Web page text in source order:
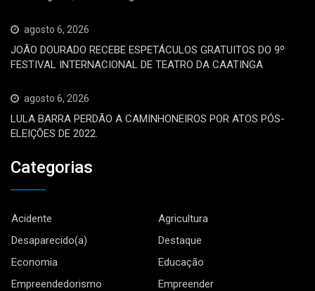
agosto 6, 2026
JOÃO DOURADO RECEBE ESPETÁCULOS GRATUITOS DO 9º
FESTIVAL INTERNACIONAL DE TEATRO DA CAATINGA
agosto 6, 2026
LULA BARRA PERDÃO A CAMINHONEIROS POR ATOS PÓS-
ELEIÇÕES DE 2022.
Categorias
Acidente
Agricultura
Desaparecido(a)
Destaque
Economia
Educação
Empreendedorismo
Empreender